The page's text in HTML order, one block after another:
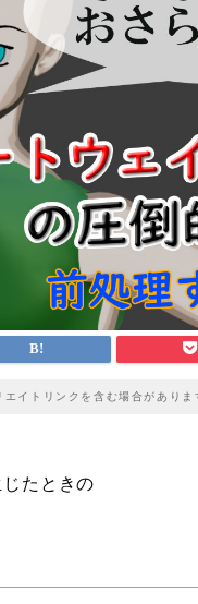
イトリンクを含む場合がありま
たときの